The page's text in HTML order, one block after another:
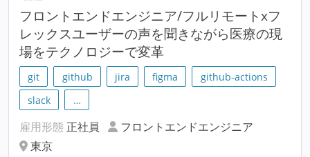
フロントエンドエンジニア/フルリモートxフ
レックスユーザーの声を聞きながら医療の現
場をテクノロジーで変革
git github jira figma
github-actions
slack
…
雇用形態 正社員
フロントエンドエンジニア
東京